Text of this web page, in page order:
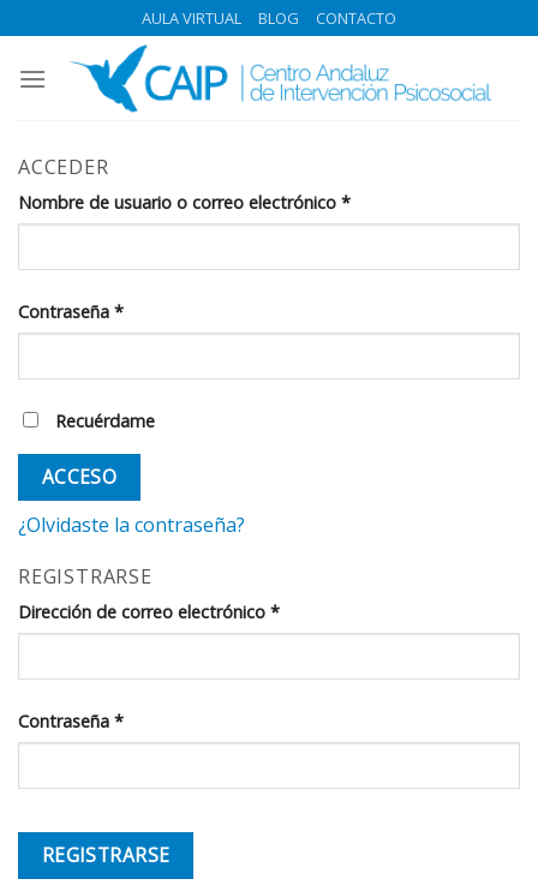
to
content
AULA VIRTUAL BLOG CONTACTO
ACCEDER
Nombre de usuario o correo electrónico *
Contraseña *
Recuérdame
ACCESO
¿Olvidaste la contraseña?
REGISTRARSE
Dirección de correo electrónico *
Contraseña *
REGISTRARSE